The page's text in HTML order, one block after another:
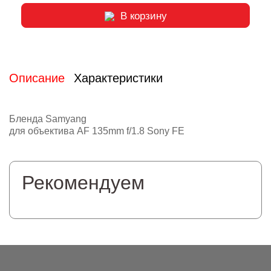
В корзину
Описание Характеристики
Бленда Samyang
для объектива AF 135mm f/1.8 Sony FE
Рекомендуем